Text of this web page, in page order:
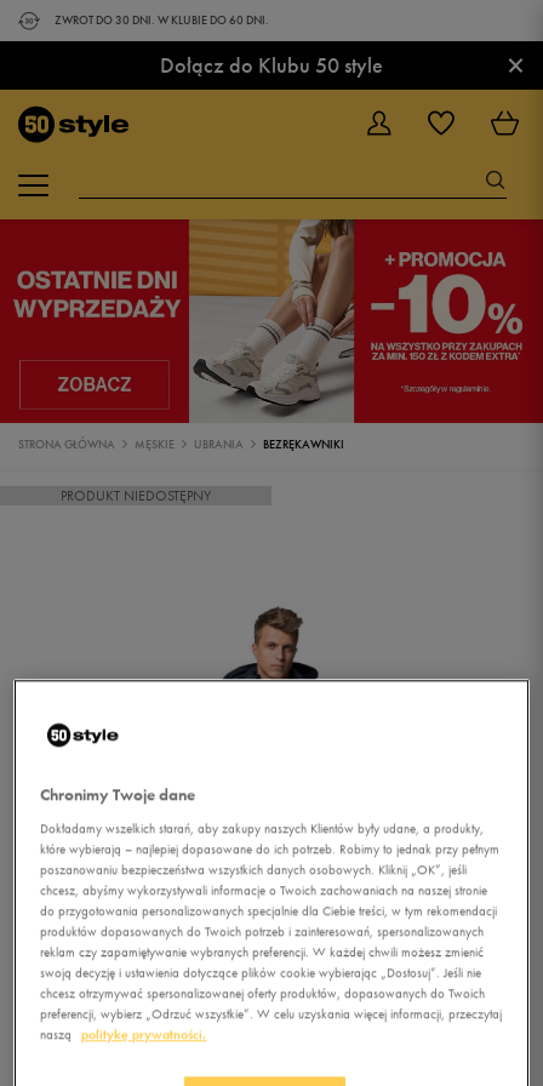
ZWROT DO 30 DNI. W KLUBIE DO 60 DNI.
Dołącz do Klubu 50 style ×
STRONA GŁÓWNA MĘSKIE UBRANIA BEZRĘKAWNIKI
PRODUKT NIEDOSTĘPNY
Chronimy Twoje dane
Dokładamy wszelkich starań, aby zakupy naszych Klientów były udane, a produkty,
które wybierają – najlepiej dopasowane do ich potrzeb. Robimy to jednak przy pełnym
poszanowaniu bezpieczeństwa wszystkich danych osobowych. Kliknij „OK”, jeśli
chcesz, abyśmy wykorzystywali informacje o Twoich zachowaniach na naszej stronie
do przygotowania personalizowanych specjalnie dla Ciebie treści, w tym rekomendacji
produktów dopasowanych do Twoich potrzeb i zainteresowań, spersonalizowanych
reklam czy zapamiętywanie wybranych preferencji. W każdej chwili możesz zmienić
swoją decyzję i ustawienia dotyczące plików cookie wybierając „Dostosuj”. Jeśli nie
chcesz otrzymywać spersonalizowanej oferty produktów, dopasowanych do Twoich
preferencji, wybierz „Odrzuć wszystkie”. W celu uzyskania więcej informacji, przeczytaj
naszą
politykę prywatności.